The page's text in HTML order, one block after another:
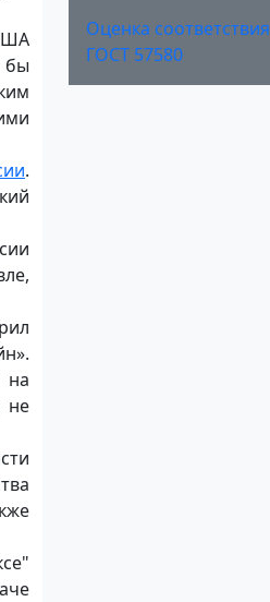
бы
.
на
не
Оценка соответствия
ГОСТ 57580